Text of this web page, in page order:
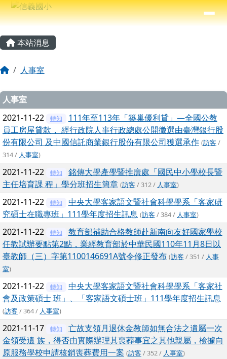
跳至主內容區
信義國小
⏸
導覽列
主內容區域
本站消息
回首頁人事室
文章列表
人事室
2021-11-22 轉知
111年至113年「築巢優利貸」—全國公教
員工房屋貸款， 經行政院人事行政總處公開徵選由臺灣銀行股
份有限公司 及中國信託商業銀行股份有限公司獲選承作 (訪客 /
314 / 人事室)
2021-11-22 轉知
銘傳大學產學暨推廣處「國民中小學校長暨
主任培育課 程」學分班招生簡章 (訪客 / 312 / 人事室)
2021-11-22 轉知
中央大學客家語文暨社會科學學系「客家研
究碩士在職專班」111學年度招生訊息 (訪客 / 384 / 人事室)
2021-11-22 轉知
教育部補助合格教師赴新南向友好國家學校
任教試辦要點第2點，業經教育部於中華民國110年11月8日以
臺教師（三）字第1100146691A號令修正發布 (訪客 / 351 / 人事
室)
2021-11-22 轉知
中央大學客家語文暨社會科學學系「客家社
會及政策碩士 班」、「客家語文碩士班」111學年度招生訊息
(訪客 / 364 / 人事室)
2021-11-17 轉知
亡故支領月退休金教師如無合法之遺屬一次
金領受遺 族，得否由實際辦理其喪葬事宜之其他親屬，檢據向
原服務學校申請核銷喪葬費用一案 (訪客 / 352 / 人事室)
頁尾區域